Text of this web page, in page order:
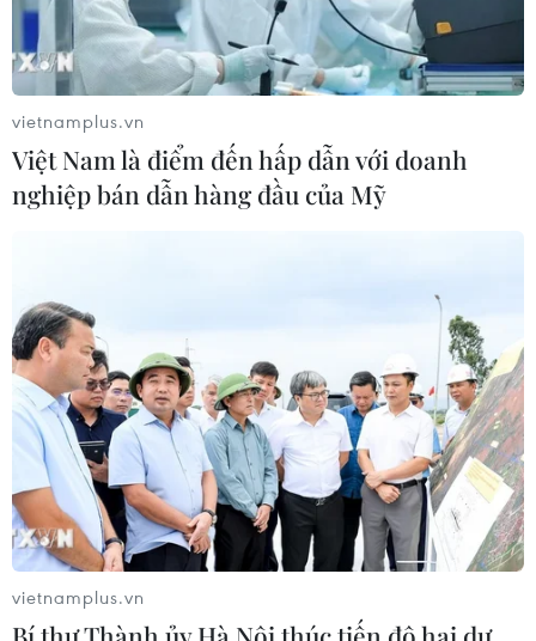
vietnamplus.vn
Việt Nam là điểm đến hấp dẫn với doanh
nghiệp bán dẫn hàng đầu của Mỹ
vietnamplus.vn